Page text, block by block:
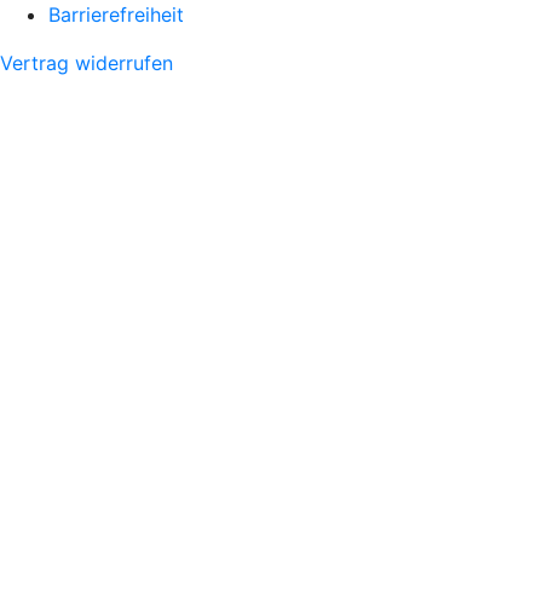
Barrierefreiheit
Vertrag widerrufen